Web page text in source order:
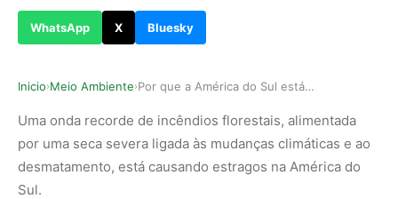
WhatsApp X Bluesky
Inicio›Meio Ambiente› Por que a América do Sul está queimando
Uma onda recorde de incêndios florestais, alimentada
por uma seca severa ligada às mudanças climáticas e ao
desmatamento, está causando estragos na América do
Sul.